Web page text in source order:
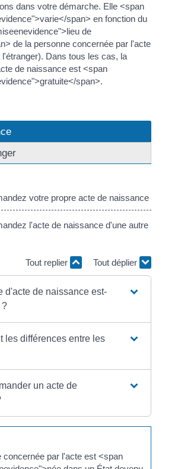
dans votre démarche. Elle <span
span> en fonction du
de
de la personne concernée par l'acte
l'étranger). Dans tous les cas, la
de naissance est <span
span>.
votre propre acte de naissance
l'acte de naissance d'une autre
Tout replier Tout déplier
d'acte de naissance est-
?
les différences entre les
un acte de
concernée par l'acte est <span